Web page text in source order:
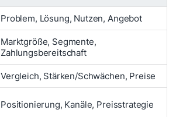
Problem, Lösung, Nutzen, Angebot
Marktgröße, Segmente,
Zahlungsbereitschaft
Vergleich, Stärken/Schwächen, Preise
Positionierung, Kanäle, Preisstrategie